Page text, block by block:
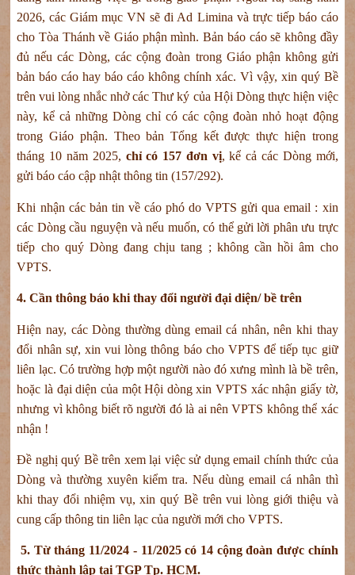
2026, các Giám mục VN sẽ đi Ad Limina và trực tiếp báo cáo
cho Tòa Thánh về Giáo phận mình. Bản báo cáo sẽ không đầy
đủ nếu các Dòng, các cộng đoàn trong Giáo phận không gửi
bản báo cáo hay báo cáo không chính xác. Vì vậy, xin quý Bề
trên vui lòng nhắc nhở các Thư ký của Hội Dòng thực hiện việc
này, kể cả những Dòng chỉ có các cộng đoàn nhỏ hoạt động
trong Giáo phận. Theo bản Tổng kết được thực hiện trong
tháng 10 năm 2025, chỉ có 157 đơn vị, kể cả các Dòng mới,
gửi báo cáo cập nhật thông tin (157/292).
Khi nhận các bản tin về cáo phó do VPTS gửi qua email : xin
các Dòng cầu nguyện và nếu muốn, có thể gửi lời phân ưu trực
tiếp cho quý Dòng đang chịu tang ; không cần hồi âm cho
VPTS.
4. Cần thông báo khi thay đổi người đại diện/ bề trên
Hiện nay, các Dòng thường dùng email cá nhân, nên khi thay
đổi nhân sự, xin vui lòng thông báo cho VPTS để tiếp tục giữ
liên lạc. Có trường hợp một người nào đó xưng mình là bề trên,
hoặc là đại diện của một Hội dòng xin VPTS xác nhận giấy tờ,
nhưng vì không biết rõ người đó là ai nên VPTS không thể xác
nhận !
Đề nghị quý Bề trên xem lại việc sử dụng email chính thức của
Dòng và thường xuyên kiểm tra. Nếu dùng email cá nhân thì
khi thay đổi nhiệm vụ, xin quý Bề trên vui lòng giới thiệu và
cung cấp thông tin liên lạc của người mới cho VPTS.
5. Từ tháng 11/2024 - 11/2025 có 14 cộng đoàn được chính
thức thành lập tại TGP Tp. HCM.